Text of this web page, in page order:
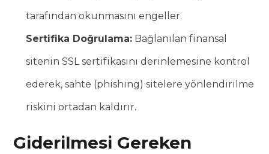
tarafından okunmasını engeller.
Sertifika Doğrulama: Bağlanılan finansal
sitenin SSL sertifikasını derinlemesine kontrol
ederek, sahte (phishing) sitelere yönlendirilme
riskini ortadan kaldırır.
Giderilmesi Gereken